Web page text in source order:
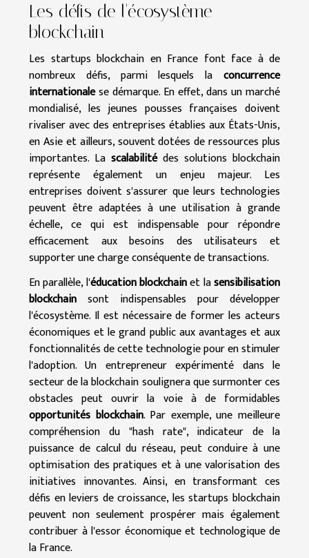
Les défis de l'écosystème
blockchain
Les startups blockchain en France font face à de
nombreux défis, parmi lesquels la concurrence
internationalese démarque. En effet, dans un marché
mondialisé, les jeunes pousses françaises doivent
rivaliser avec des entreprises établies aux États-Unis,
en Asie et ailleurs, souvent dotées de ressources plus
importantes. La scalabilitédes solutions blockchain
représente également un enjeu majeur. Les
entreprises doivent s'assurer que leurs technologies
peuvent être adaptées à une utilisation à grande
échelle, ce qui est indispensable pour répondre
efficacement aux besoins des utilisateurs et
supporter une charge conséquente de transactions.
En parallèle, l'éducation blockchainet lasensibilisation
blockchain sont indispensables pour développer
l'écosystème. Il est nécessaire de former les acteurs
économiques et le grand public aux avantages et aux
fonctionnalités de cette technologie pour en stimuler
l'adoption. Un entrepreneur expérimenté dans le
secteur de la blockchain soulignera que surmonter ces
obstacles peut ouvrir la voie à de formidables
opportunités blockchain. Par exemple, une meilleure
compréhension du "hash rate", indicateur de la
puissance de calcul du réseau, peut conduire à une
optimisation des pratiques et à une valorisation des
initiatives innovantes. Ainsi, en transformant ces
défis en leviers de croissance, les startups blockchain
peuvent non seulement prospérer mais également
contribuer à l'essor économique et technologique de
la France.